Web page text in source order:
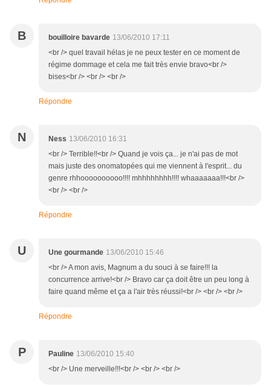
B bouilloire bavarde 13/06/2010 17:11
<br /> quel travail hélas je ne peux tester en ce moment de
régime dommage et cela me fait très envie bravo<br />
bises<br /> <br /> <br />
Répondre
N Ness 13/06/2010 16:31
<br /> Terrible!!<br /> Quand je vois ça... je n'ai pas de mot
mais juste des onomatopées qui me viennent à l'esprit... du
genre rhhoooooooooo!!!! mhhhhhhhh!!!! whaaaaaaa!!!<br />
<br /> <br />
Répondre
U Une gourmande 13/06/2010 15:46
<br /> A mon avis, Magnum a du souci à se faire!!! la
concurrence arrive!<br /> Bravo car ça doit être un peu long à
faire quand même et ça a l'air très réussi!<br /> <br /> <br />
Répondre
P Pauline 13/06/2010 15:40
<br /> Une merveille!!!<br /> <br /> <br />